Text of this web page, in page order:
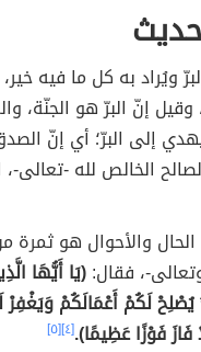
ويُراد به كل ما فيه
وقيل إنّ البرّ هو الجنّة،
إلى البرّ؛ أي إنّ
الخالص لله -تعالى-،
والأحوال هو ثمرة
، فقال:(يَا أَيُّهَا
لَكُمْ أَعْمَالَكُمْ
فَوْزًا عَظِيمًا).[٤] [٥]